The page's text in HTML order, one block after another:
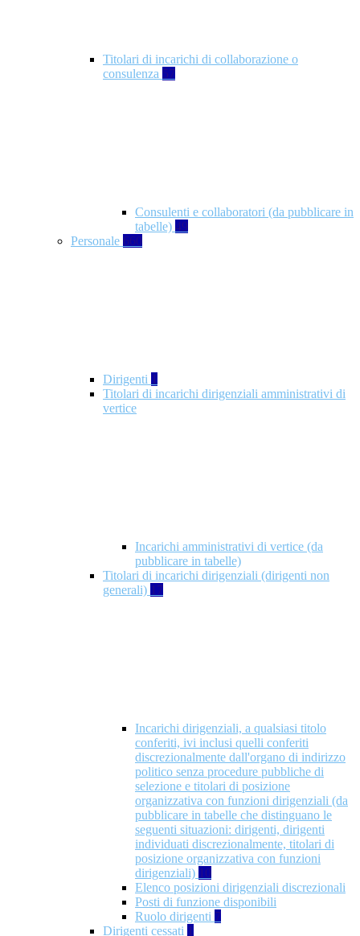
Titolari di incarichi di collaborazione o
consulenza 57
Consulenti e collaboratori (da pubblicare in
tabelle) 49
Personale 660
Dirigenti 1
Titolari di incarichi dirigenziali amministrativi di
vertice
Incarichi amministrativi di vertice (da
pubblicare in tabelle)
Titolari di incarichi dirigenziali (dirigenti non
generali) 17
Incarichi dirigenziali, a qualsiasi titolo
conferiti, ivi inclusi quelli conferiti
discrezionalmente dall'organo di indirizzo
politico senza procedure pubbliche di
selezione e titolari di posizione
organizzativa con funzioni dirigenziali (da
pubblicare in tabelle che distinguano le
seguenti situazioni: dirigenti, dirigenti
individuati discrezionalmente, titolari di
posizione organizzativa con funzioni
dirigenziali) 10
Elenco posizioni dirigenziali discrezionali
Posti di funzione disponibili
Ruolo dirigenti 7
Dirigenti cessati 1